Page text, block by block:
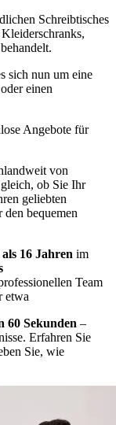
Schreibtisches
sich nun um eine
einen
Angebote für
von
ob Sie Ihr
geliebten
bequemen
16 Jahren im
Team
etwa
60 Sekunden –
Erfahren Sie
Sie, wie